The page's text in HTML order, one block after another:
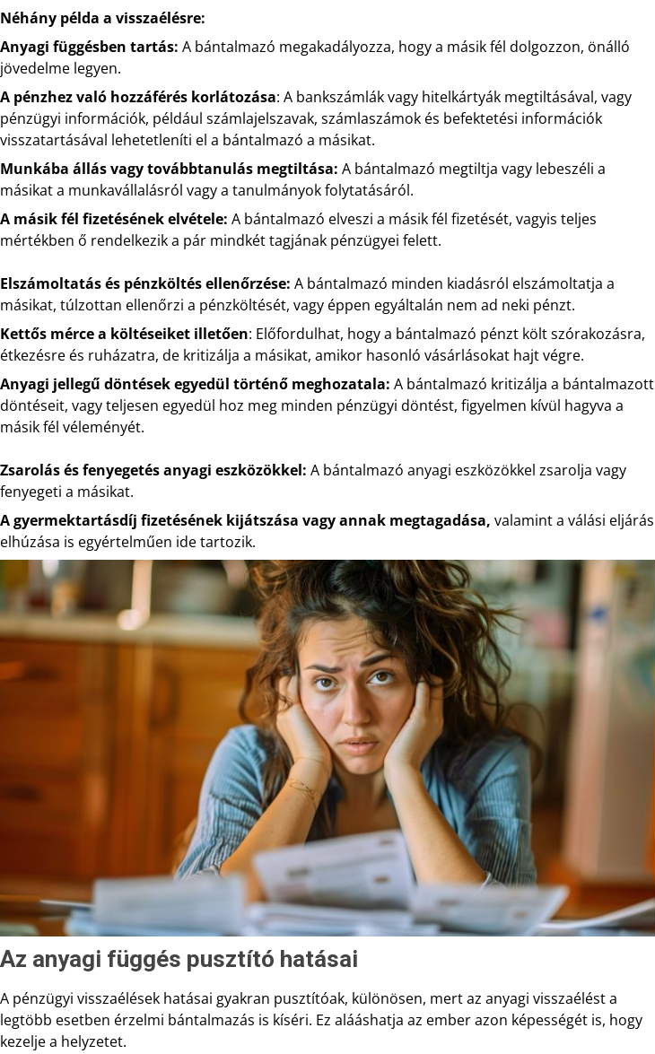
Néhány példa a visszaélésre:
Anyagi függésben tartás: A bántalmazó megakadályozza, hogy a másik fél dolgozzon, önálló
jövedelme legyen.
A pénzhez való hozzáférés korlátozása: A bankszámlák vagy hitelkártyák megtiltásával, vagy
pénzügyi információk, például számlajelszavak, számlaszámok és befektetési információk
visszatartásával lehetetleníti el a bántalmazó a másikat.
Munkába állás vagy továbbtanulás megtiltása: A bántalmazó megtiltja vagy lebeszéli a
másikat a munkavállalásról vagy a tanulmányok folytatásáról.
A másik fél fizetésének elvétele: A bántalmazó elveszi a másik fél fizetését, vagyis teljes
mértékben ő rendelkezik a pár mindkét tagjának pénzügyei felett.
Elszámoltatás és pénzköltés ellenőrzése: A bántalmazó minden kiadásról elszámoltatja a
másikat, túlzottan ellenőrzi a pénzköltését, vagy éppen egyáltalán nem ad neki pénzt.
Kettős mérce a költéseiket illetően: Előfordulhat, hogy a bántalmazó pénzt költ szórakozásra,
étkezésre és ruházatra, de kritizálja a másikat, amikor hasonló vásárlásokat hajt végre.
Anyagi jellegű döntések egyedül történő meghozatala: A bántalmazó kritizálja a bántalmazott
döntéseit, vagy teljesen egyedül hoz meg minden pénzügyi döntést, figyelmen kívül hagyva a
másik fél véleményét.
Zsarolás és fenyegetés anyagi eszközökkel: A bántalmazó anyagi eszközökkel zsarolja vagy
fenyegeti a másikat.
A gyermektartásdíj fizetésének kijátszása vagy annak megtagadása, valamint a válási eljárás
elhúzása is egyértelműen ide tartozik.
Az anyagi függés pusztító hatásai
A pénzügyi visszaélések hatásai gyakran pusztítóak, különösen, mert az anyagi visszaélést a
legtöbb esetben érzelmi bántalmazás is kíséri. Ez alááshatja az ember azon képességét is, hogy
kezelje a helyzetet.